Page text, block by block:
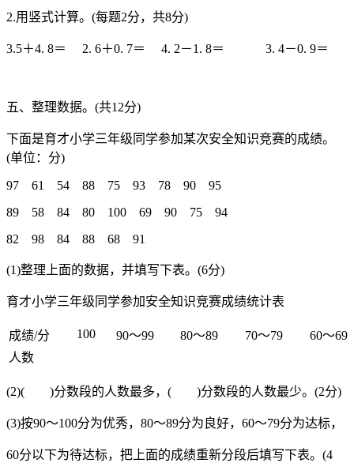
2.用竖式计算。(每题2分，共8分)
3.5＋4. 8＝ 2. 6＋0. 7＝ 4. 2－1. 8＝ 3. 4－0. 9＝
五、整理数据。(共12分)
下面是育才小学三年级同学参加某次安全知识竞赛的成绩。
(单位：分)
97 61 54 88 75 93 78 90 95
89 58 84 80 100 69 90 75 94
82 98 84 88 68 91
(1)整理上面的数据，并填写下表。(6分)
育才小学三年级同学参加安全知识竞赛成绩统计表
成绩/分 100 90～99 80～89 70～79
60～69
人数
(2)( )分数段的人数最多，( )分数段的人数最少。(2分)
(3)按90～100分为优秀，80～89分为良好，60～79分为达标，
60分以下为待达标，把上面的成绩重新分段后填写下表。(4